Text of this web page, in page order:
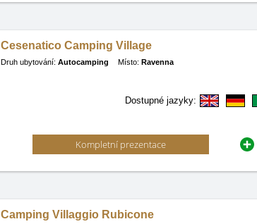
Cesenatico Camping Village
Druh ubytování: Autocamping Místo: Ravenna
Dostupné jazyky:
Kompletní prezentace
Camping Villaggio Rubicone